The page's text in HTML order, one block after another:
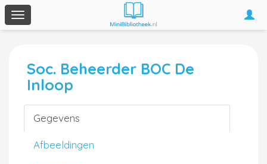
Toggle
navigation
Soc. Beheerder BOC De
Inloop
Gegevens
Afbeeldingen